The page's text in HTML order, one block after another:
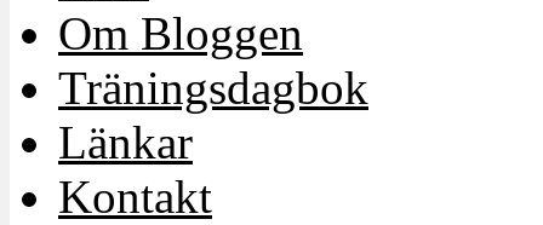
Om Bloggen
Träningsdagbok
Länkar
Kontakt